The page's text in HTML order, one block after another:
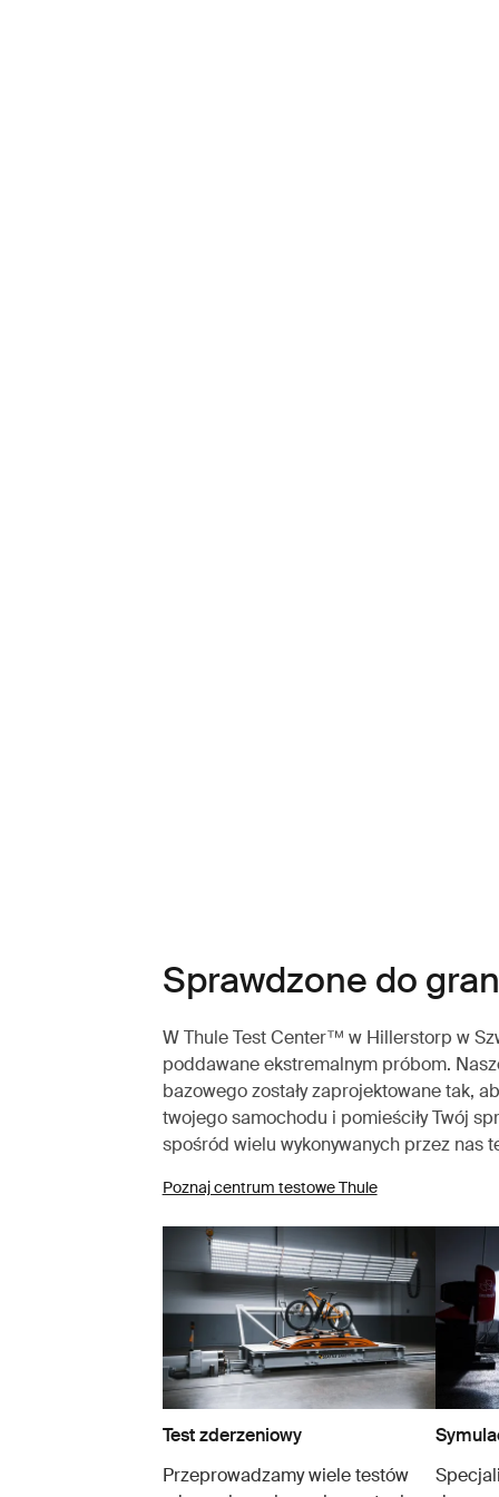
Sprawdzone do
W Thule Test Center™ w Hillerstorp w
poddawane ekstremalnym próbom.
bazowego zostały zaprojektowane tak,
twojego samochodu i pomieściły Twój
spośród wielu wykonywanych przez nas
Poznaj centrum testowe Thule
Test zderzeniowy
Przeprowadzamy wiele testów